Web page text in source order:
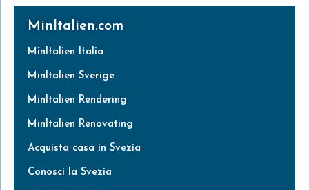
MinItalien.com
MinItalien Italia
MinItalien Sverige
MinItalien Rendering
MinItalien Renovating
Acquista casa in Svezia
Conosci la Svezia